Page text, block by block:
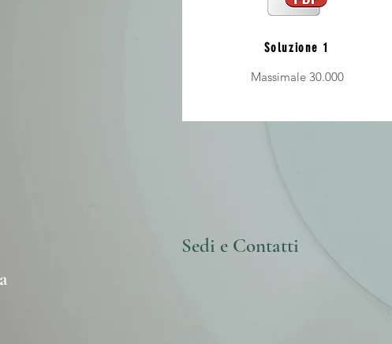
Soluzione 1
Massimale 30.000
Sedi e Contatti